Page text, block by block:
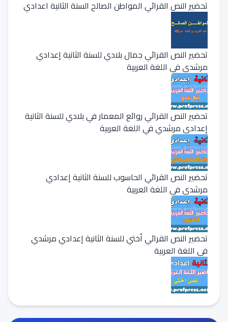
تحضير النص القرائي المواطن الصالح السنة الثانية اعدادي
تحضير النص القرائي جمال بلادي للسنة الثانية إعدادي
مرشدي في اللغة العربية
تحضير النص القرائي روائع المعمار في بلادي للسنة الثانية
إعدادي مرشدي في اللغة العربية
تحضير النص القرائي الحاسوب للسنة الثانية إعدادي
مرشدي في اللغة العربية
تحضير النص القرائي أختي للسنة الثانية إعدادي مرشدي
في اللغة العربية